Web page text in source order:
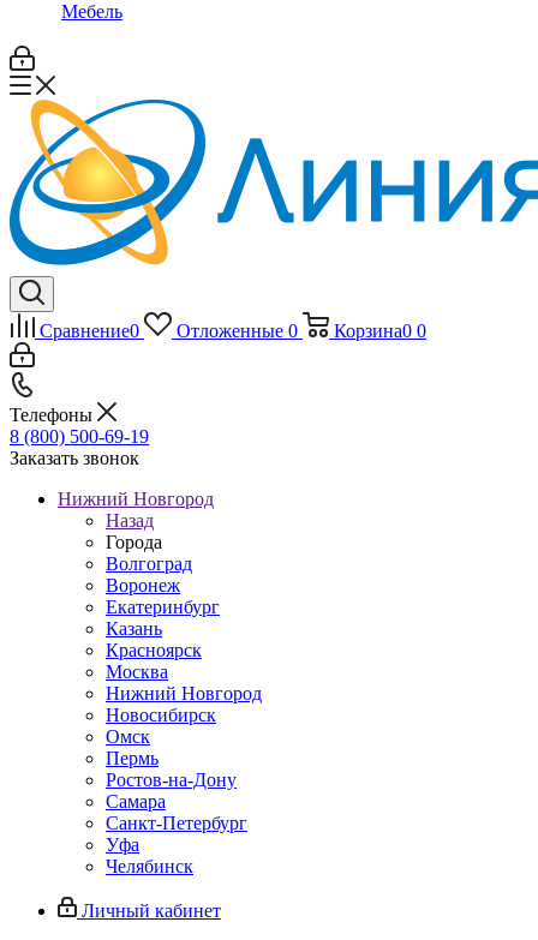
Мебель
Сравнение0 Отложенные 0 Корзина0 0
Телефоны
8 (800) 500-69-19
Заказать звонок
Нижний Новгород
Назад
Города
Волгоград
Воронеж
Екатеринбург
Казань
Красноярск
Москва
Нижний Новгород
Новосибирск
Омск
Пермь
Ростов-на-Дону
Самара
Санкт-Петербург
Уфа
Челябинск
Личный кабинет